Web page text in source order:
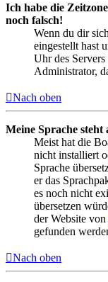
Ich habe die
noch falsch!
Wenn du dir
eingestellt hast
Uhr des
Administrator,
Nach oben
Meine Sprache
Meist hat die
nicht installiert
Sprache
er das
es noch nicht
übersetzen
der Website von
gefunden
Nach oben